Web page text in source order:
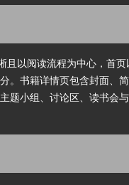
以阅读流程为中心，首
分。书籍详情页包含封面
题小组、讨论区、读书会